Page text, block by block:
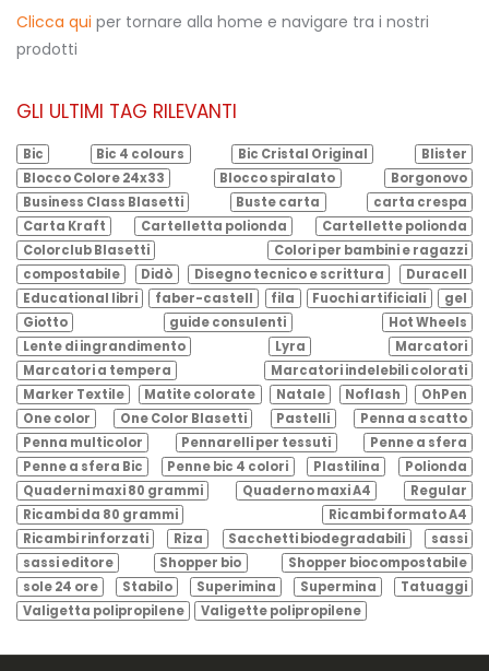
Clicca qui per tornare alla home e navigare tra i nostri
prodotti
GLI ULTIMI TAG RILEVANTI
Bic Bic 4 colours Bic Cristal Original
Blister
Blocco Colore 24x33
Blocco spiralato
Borgonovo
Business Class Blasetti
Buste carta
carta crespa
Carta Kraft
Cartelletta polionda
Cartellette polionda
Colorclub Blasetti
Colori per bambini e ragazzi
compostabile
Didò Disegno tecnico e scrittura
Duracell
Educational libri
faber-castell fila Fuochi artificiali
gel
Giotto
guide consulenti
Hot Wheels
Lente di ingrandimento
Lyra
Marcatori
Marcatori a tempera
Marcatori indelebili colorati
Marker Textile
Matite colorate Natale Noflash
OhPen
One color
One Color Blasetti Pastelli
Penna a scatto
Penna multicolor
Pennarelli per tessuti
Penne a sfera
Penne a sfera Bic
Penne bic 4 colori Plastilina
Polionda
Quaderni maxi 80 grammi
Quaderno maxi A4
Regular
Ricambi da 80 grammi
Ricambi formato A4
Ricambi rinforzati
Riza Sacchetti biodegradabili
sassi
sassi editore
Shopper bio
Shopper biocompostabile
sole 24 ore
Stabilo Superimina Supermina
Tatuaggi
Valigetta polipropilene
Valigette polipropilene